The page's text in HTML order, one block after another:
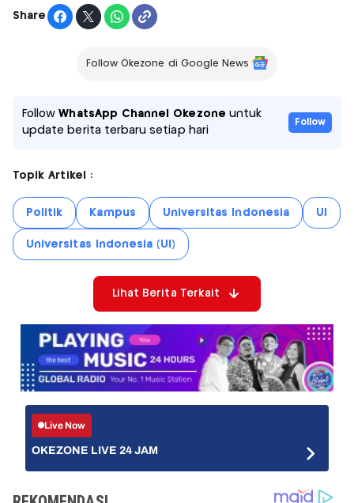
Share
Follow Okezone di Google News
FollowWhatsApp Channel Okezone untuk
update berita terbaru setiap hari
Follow
Topik Artikel :
Politik Kampus Universitas Indonesia UI
Universitas Indonesia (UI)
Lihat Berita Terkait
Live Now
OKEZONE LIVE 24 JAM